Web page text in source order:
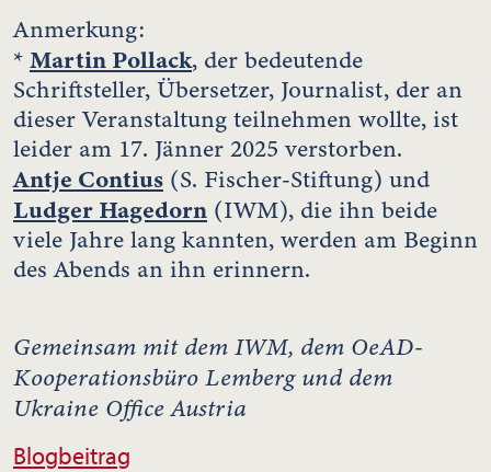
Anmerkung:
* Martin Pollack, der bedeutende
Schriftsteller, Übersetzer, Journalist, der an
dieser Veranstaltung teilnehmen wollte, ist
leider am 17. Jänner 2025 verstorben.
Antje Contius (S. Fischer-Stiftung) und
Ludger Hagedorn (IWM), die ihn beide
viele Jahre lang kannten, werden am Beginn
des Abends an ihn erinnern.
Gemeinsam mit dem IWM, dem OeAD-
Kooperationsbüro Lemberg und dem
Ukraine Office Austria
Blogbeitrag